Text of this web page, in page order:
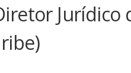
Jurídico